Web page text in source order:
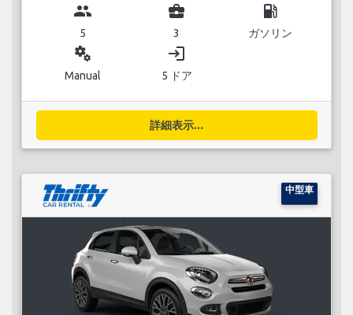
group
5
business_center
3
local_gas_station
ガソリン
miscellaneous_services
Manual
login
5 ドア
詳細表示...
中型車